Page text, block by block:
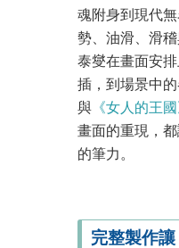
魂附身到現代
勢、油滑、滑
泰燮在畫面安
插，到場景中
與 《女人的王國
畫面的重現，
的筆力。
完整製作讓